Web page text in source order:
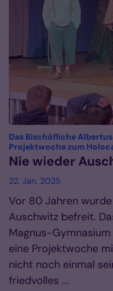
Das Bischöfliche
Projektwoche zum
Nie wieder
22. Jan. 2025
Vor 80 Jahren
Auschwitz befreit.
Magnus-
eine Projektwoche
nicht noch einmal
friedvolles ...